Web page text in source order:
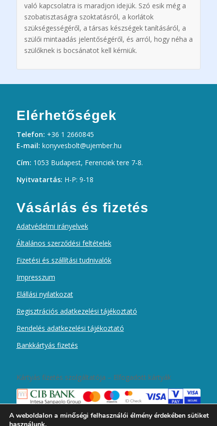
való kapcsolatra is maradjon idejük. Szó esik még a
szobatisztaságra szoktatásról, a korlátok
szükségességéről, a társas készségek tanításáról, a
szülői mintaadás jelentőségéről, és arról, hogy néha a
szülőknek is bocsánatot kell kérniük.
Elérhetőségek
Telefon: +36 1 2660845
E-mail: konyvesbolt@ujember.hu
Cím: 1053 Budapest, Ferenciek tere 7-8.
Nyitvatartás: H-P: 9-18
Vásárlás és fizetés
Adatvédelmi irányelvek
Általános szerződési feltételek
Fizetési és szállítási tudnivalók
Impresszum
Elállási nyilatkozat
Regisztrációs adatkezelési tájékoztató
Rendelés adatkezelési tájékoztató
Bankkártyás fizetés
Kártyás fizetés szolgáltatója – Elfogadott kártyák
A weboldalon a minőségi felhasználói élmény érdekében sütiket